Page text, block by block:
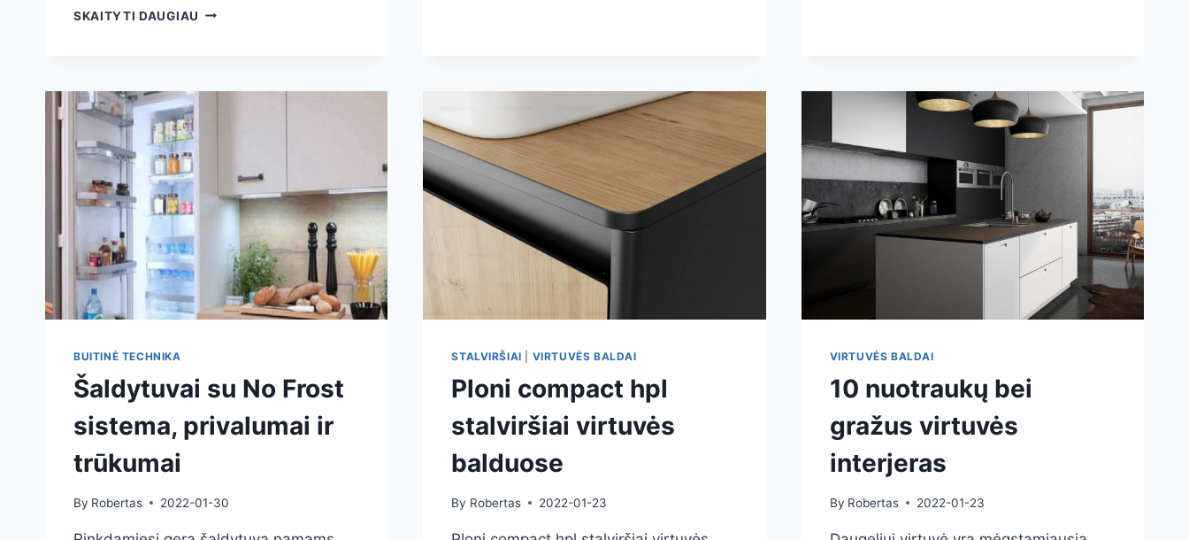
SKAITYTI DAUGIAU BUTO
BUITINĖ TECHNIKA
Šaldytuvai su No Frost
sistema, privalumai ir
trūkumai
By Robertas 2022-01-30
STALVIRŠIAI VIRTUVĖS BALDAI
Ploni compact hpl
stalviršiai virtuvės
balduose
By Robertas 2022-01-23
VIRTUVĖS BALDAI
10 nuotraukų bei
gražus virtuvės
interjeras
By Robertas 2022-01-23